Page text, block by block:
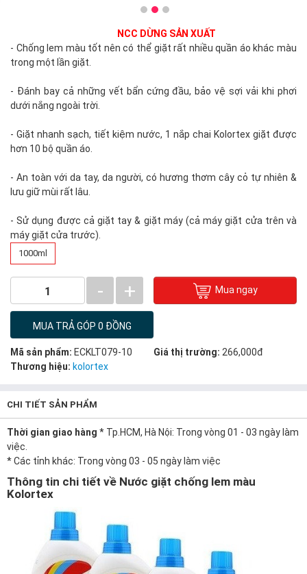
NCC DỪNG SẢN XUẤT
- Chống lem màu tốt nên có thể giặt rất nhiều quần áo khác màu
trong một lần giặt.
- Đánh bay cả những vết bẩn cứng đầu, bảo vệ sợi vải khi phơi
dưới nắng ngoài trời.
- Giặt nhanh sạch, tiết kiệm nước, 1 nắp chai Kolortex giặt được
hơn 10 bộ quần áo.
- An toàn với da tay, da người, có hương thơm cây cỏ tự nhiên &
lưu giữ mùi rất lâu.
- Sử dụng được cả giặt tay & giặt máy (cả máy giặt cửa trên và
máy giặt cửa trước).
1000ml
1 - + Mua ngay
MUA TRẢ GÓP 0 ĐỒNG
Mã sản phẩm: ECKLT079-10 Giá thị trường: 266,000đ
Thương hiệu: kolortex
CHI TIẾT SẢN PHẨM
Thời gian giao hàng * Tp.HCM, Hà Nội: Trong vòng 01 - 03 ngày làm
việc.
* Các tỉnh khác: Trong vòng 03 - 05 ngày làm việc
Thông tin chi tiết về Nước giặt chống lem màu
Kolortex